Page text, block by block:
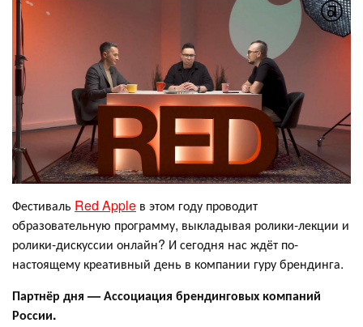
Фестиваль Red Apple в этом году проводит
образовательную программу, выкладывая ролики-лекции и
ролики-дискуссии онлайн? И сегодня нас ждёт по-
настоящему креативный день в компании гуру брендинга.
Партнёр дня — Ассоциация брендинговых компаний
России.